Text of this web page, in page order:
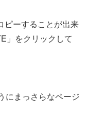
ピーすることが出来
」をクリックして
にまっさらなページ